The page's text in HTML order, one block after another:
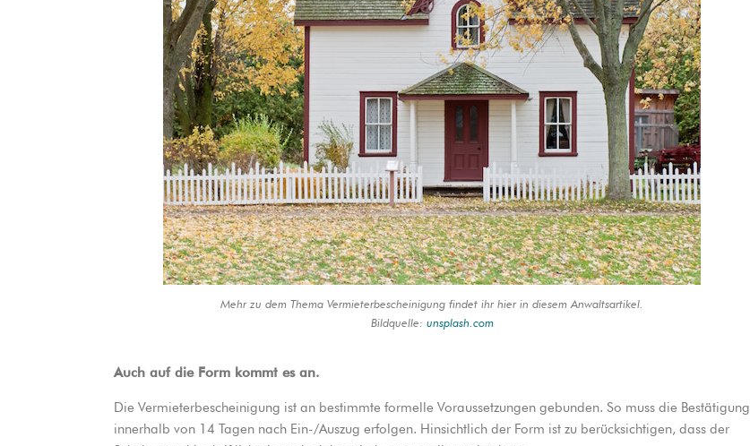
Mehr zu dem Thema Vermieterbescheinigung findet ihr hier in diesem Anwaltsartikel.
Bildquelle: unsplash.com
Auch auf die Form kommt es an.
Die Vermieterbescheinigung ist an bestimmte formelle Voraussetzungen gebunden. So muss die Bestätigung
innerhalb von 14 Tagen nach Ein-/Auszug erfolgen. Hinsichtlich der Form ist zu berücksichtigen, dass der